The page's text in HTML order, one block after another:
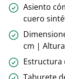
Asiento
cuero
cm |
Estructura